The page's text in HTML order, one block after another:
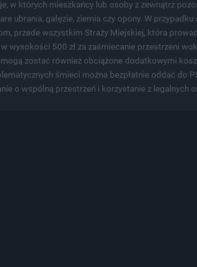
w których mieszkańcy lub osoby z zewnątrz
ubrania, gałęzie, ziemia czy opony. W
przede wszystkim Straży Miejskiej, która
wysokości 500 zł za zaśmiecanie przestrzeni
zostać również obciążone dodatkowymi
śmieci można bezpłatnie oddać do
o wspólną przestrzeń i korzystanie z legalnych